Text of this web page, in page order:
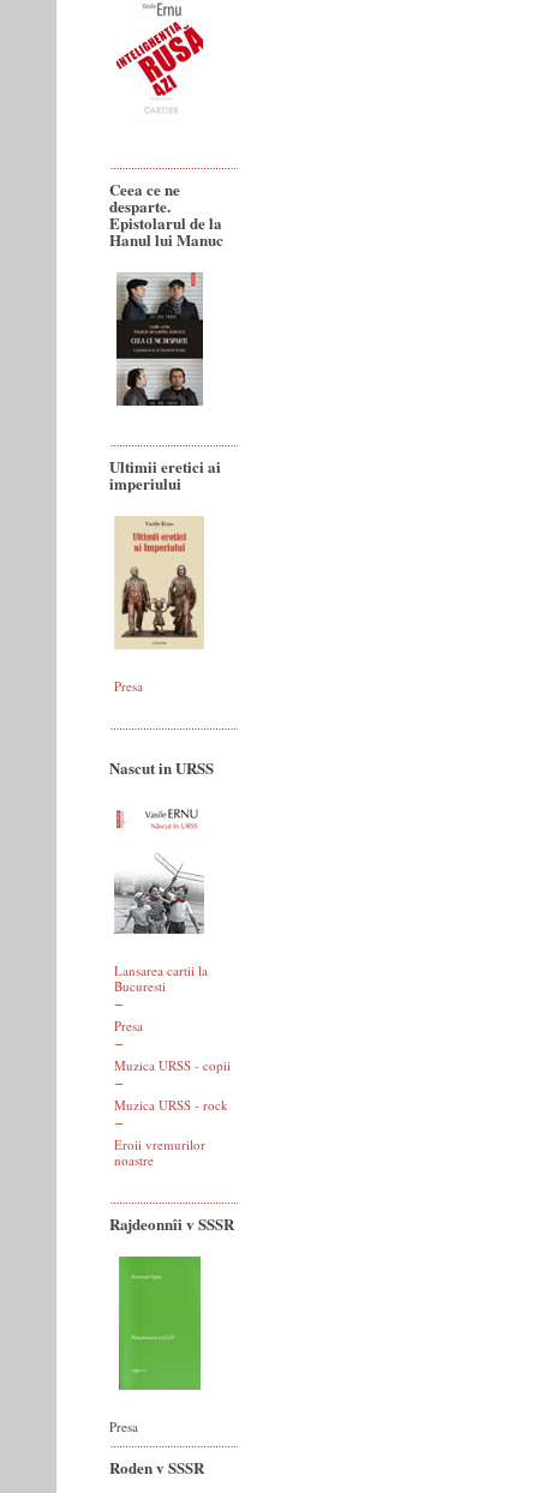
Ceea ce ne
desparte.
Epistolarul de la
Hanul lui Manuc
Ultimii eretici ai
imperiului
Presa
Nascut in URSS
Lansarea cartii la
Bucuresti
Presa
Muzica URSS - copii
Muzica URSS - rock
Eroii vremurilor
noastre
Rajdeonnîi v SSSR
Presa
Roden v SSSR